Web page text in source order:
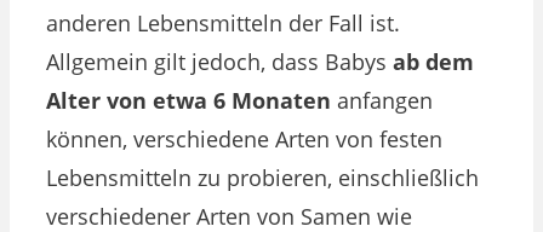
anderen Lebensmitteln der Fall ist.
Allgemein gilt jedoch, dass Babys ab dem
Alter von etwa 6 Monaten anfangen
können, verschiedene Arten von festen
Lebensmitteln zu probieren, einschließlich
verschiedener Arten von Samen wie